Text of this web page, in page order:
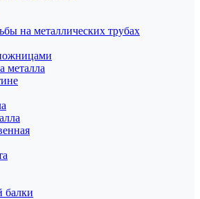
на металлических трубах
металла
балки